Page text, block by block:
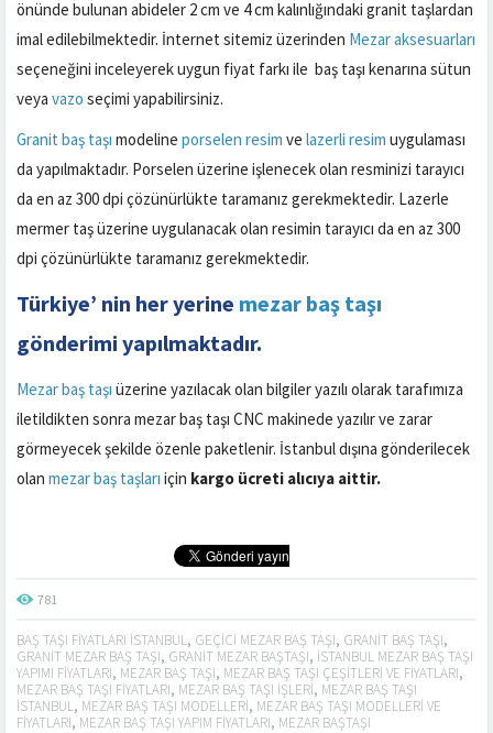
önünde bulunan abideler 2 cm ve 4 cm kalınlığındaki granit taşlardan
imal edilebilmektedir. İnternet sitemiz üzerinden Mezar aksesuarları
seçeneğini inceleyerek uygun fiyat farkı ile baş taşı kenarına sütun
veya vazo seçimi yapabilirsiniz.
Granit baş taşı modeline porselen resim ve lazerli resim uygulaması
da yapılmaktadır. Porselen üzerine işlenecek olan resminizi tarayıcı
da en az 300 dpi çözünürlükte taramanız gerekmektedir. Lazerle
mermer taş üzerine uygulanacak olan resimin tarayıcı da en az 300
dpi çözünürlükte taramanız gerekmektedir.
Türkiye’ nin her yerine mezar baş taşı
gönderimi yapılmaktadır.
Mezar baş taşı üzerine yazılacak olan bilgiler yazılı olarak tarafımıza
iletildikten sonra mezar baş taşı CNC makinede yazılır ve zarar
görmeyecek şekilde özenle paketlenir. İstanbul dışına gönderilecek
olan mezar baş taşları için kargo ücreti alıcıya aittir.
781
BAŞ TAŞI FIYATLARI ISTANBUL, GEÇICI MEZAR BAŞ TAŞI, GRANIT BAŞ TAŞI,
GRANIT MEZAR BAŞ TAŞI, GRANIT MEZAR BAŞTAŞI, ISTANBUL MEZAR BAŞ TAŞI
YAPIMI FIYATLARI, MEZAR BAŞ TAŞI, MEZAR BAŞ TAŞI ÇEŞITLERI VE FIYATLARI,
MEZAR BAŞ TAŞI FIYATLARI, MEZAR BAŞ TAŞI IŞLERI, MEZAR BAŞ TAŞI
ISTANBUL, MEZAR BAŞ TAŞI MODELLERI, MEZAR BAŞ TAŞI MODELLERI VE
FIYATLARI, MEZAR BAŞ TAŞI YAPIM FIYATLARI, MEZAR BAŞTAŞI